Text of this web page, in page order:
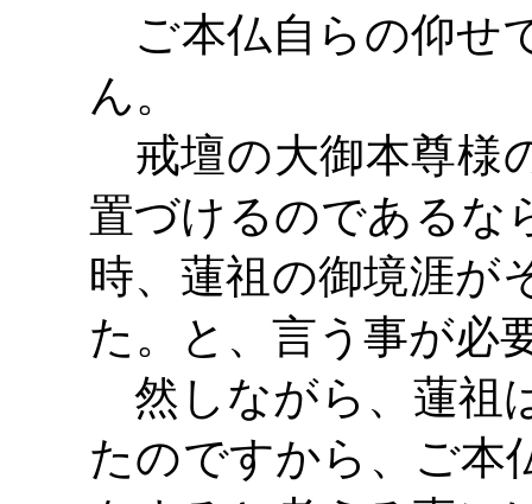
ご本仏自らの仰せ
ん。
戒壇の大御本尊様
置づけるのであるな
時、蓮祖の御境涯が
た。と、言う事が必
然しながら、蓮祖
たのですから、ご本